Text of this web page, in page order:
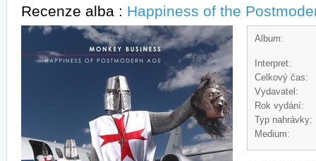
Recenze alba : Happiness of the
Album:
Interpret:
Celkový čas:
Vydavatel:
Rok vydání:
Typ nahrávky:
Medium: